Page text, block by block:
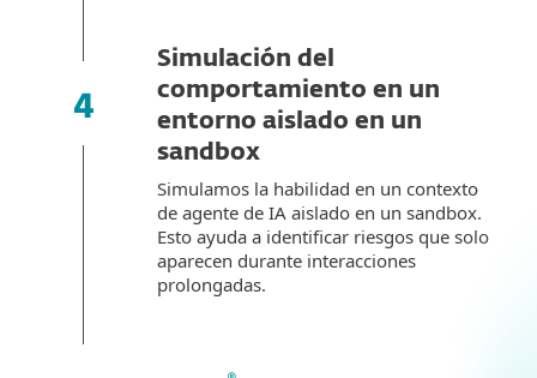
Simulación del
comportamiento en un
entorno aislado en un
sandbox
Simulamos la habilidad en un contexto
de agente de IA aislado en un sandbox.
Esto ayuda a identificar riesgos que solo
aparecen durante interacciones
prolongadas.